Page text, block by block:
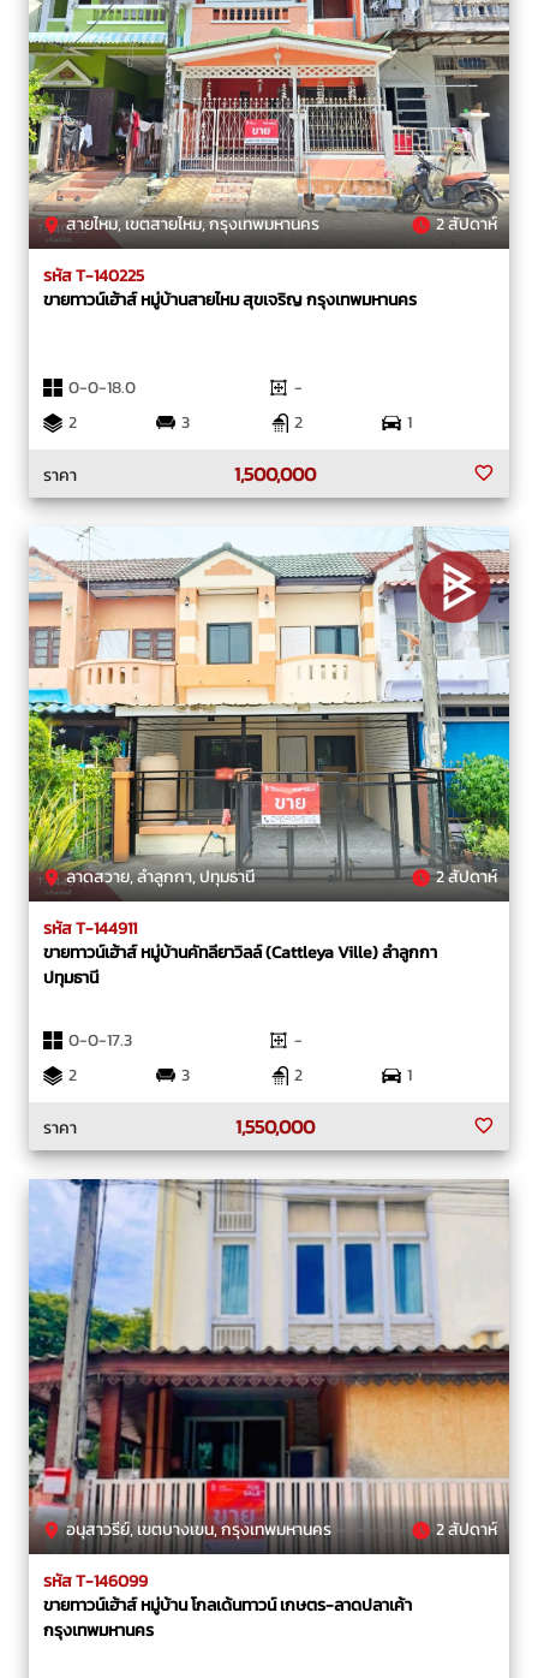
สายไหม, เขตสายไหม, กรุงเทพมหานคร 2 สัปดาห์
รหัส T-140225
ขายทาวน์เฮ้าส์ หมู่บ้านสายไหม สุขเจริญ กรุงเทพมหานคร
0-0-18.0
-
2
3 2
1
ราคา
1,500,000
ลาดสวาย, ลำลูกกา, ปทุมธานี 2 สัปดาห์
รหัส T-144911
ขายทาวน์เฮ้าส์ หมู่บ้านคัทลียาวิลล์ (Cattleya Ville) ลำลูกกา
ปทุมธานี
0-0-17.3
-
2
3 2
1
ราคา
1,550,000
อนุสาวรีย์, เขตบางเขน, กรุงเทพมหานคร 2 สัปดาห์
รหัส T-146099
ขายทาวน์เฮ้าส์ หมู่บ้าน โกลเด้นทาวน์ เกษตร-ลาดปลาเค้า
กรุงเทพมหานคร